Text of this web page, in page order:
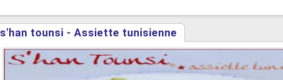
s'han tounsi - Assiette tunisienne